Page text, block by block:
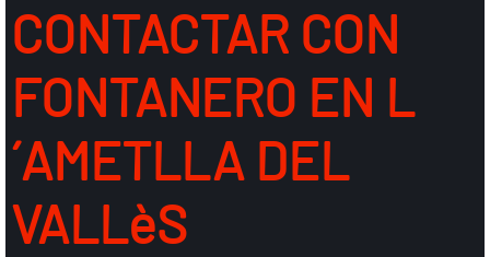
CONTACTAR CON
FONTANERO EN L
´AMETLLA DEL
VALLèS